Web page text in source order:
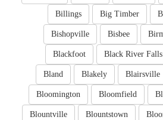
Big Timber
Billings
Bisbee
Bishopville
Black River Falls
Blackfoot
Blairsville
Blakely
Bland
Bloomfield
Bloomington
Blountstown
Blountville